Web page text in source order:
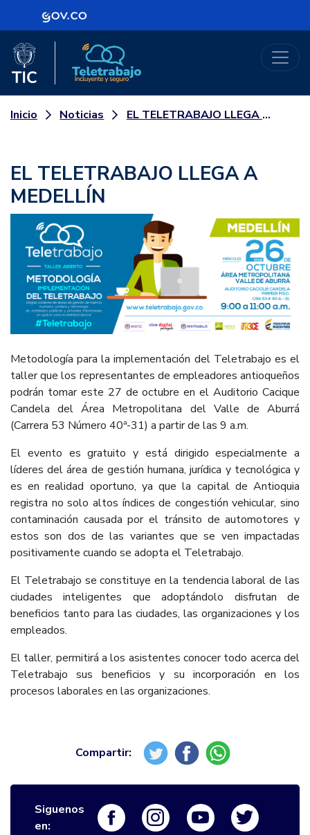
Logo Gobierno de Colombia
Logo del Ministerio TIC
Inicio Noticias EL TELETRABAJO LLEGA A MEDELLÍN
EL TELETRABAJO LLEGA A
MEDELLÍN
Metodología para la implementación del Teletrabajo es el
taller que los representantes de empleadores antioqueños
podrán tomar este 27 de octubre en el Auditorio Cacique
Candela del Área Metropolitana del Valle de Aburrá
(Carrera 53 Número 40ª-31) a partir de las 9 a.m.
El evento es gratuito y está dirigido especialmente a
líderes del área de gestión humana, jurídica y tecnológica y
es en realidad oportuno, ya que la capital de Antioquia
registra no solo altos índices de congestión vehicular, sino
contaminación causada por el tránsito de automotores y
estos son dos de las variantes que se ven impactadas
positivamente cuando se adopta el Teletrabajo.
El Teletrabajo se constituye en la tendencia laboral de las
ciudades inteligentes que adoptándolo disfrutan de
beneficios tanto para las ciudades, las organizaciones y los
empleados.
El taller, permitirá a los asistentes conocer todo acerca del
Teletrabajo sus beneficios y su incorporación en los
procesos laborales en las organizaciones.
Siguenos
en:
Logo FacebookLogo InstagramLogo Youtube